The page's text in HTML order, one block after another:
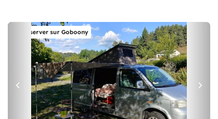
Réserver sur Goboony